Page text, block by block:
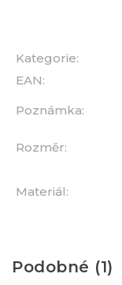
Kategorie:
EAN:
Poznámka:
Rozměr:
Materiál:
Podobné (1)